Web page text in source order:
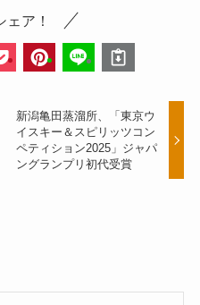
ェア！
新潟亀田蒸溜所、「東京ウ
イスキー＆スピリッツコン
ペティション2025」ジャパ
ングランプリ初代受賞